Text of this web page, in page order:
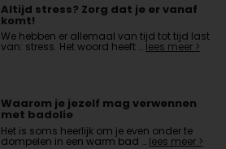
Altijd stress? Zorg dat je er vanaf
komt!
We hebben er allemaal van tijd tot tijd last
van: stress. Het woord heeft …lees meer >
Waarom je jezelf mag verwennen
met badolie
Het is soms heerlijk om je even onder te
dompelen in een warm bad … lees meer >